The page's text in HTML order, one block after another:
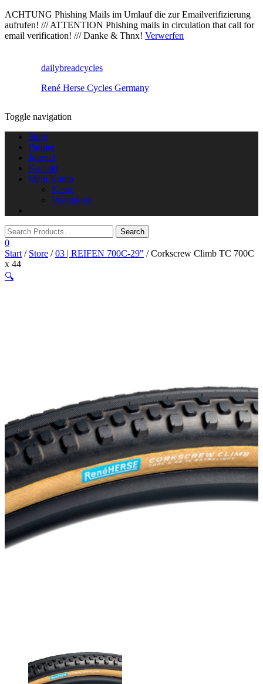
ACHTUNG Phishing Mails im Umlauf die zur Emailverifizierung
aufrufen! /// ATTENTION Phishing mails in circulation that call for
email verification! /// Danke & Thnx! Verwerfen
dailybreadcycles
René Herse Cycles Germany
Toggle navigation
Store
Partner
Journal
Kontakt
Mein Konto
Kasse
Warenkorb
0
Start / Store /03 | REIFEN 700C-29" / Corkscrew Climb TC 700C
x 44
🔍